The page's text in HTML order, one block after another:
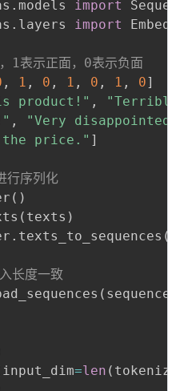
. models
import
. layers import
1表示正面，0表示负面
, 1 , 0 , 1 , 0 , 1 , 0]
product!" ,
"Terrible
,
"Very
the price." ]
序列化
( )
( texts )
. texts_to_sequences (
长度一致
( sequences
input_dim=len (